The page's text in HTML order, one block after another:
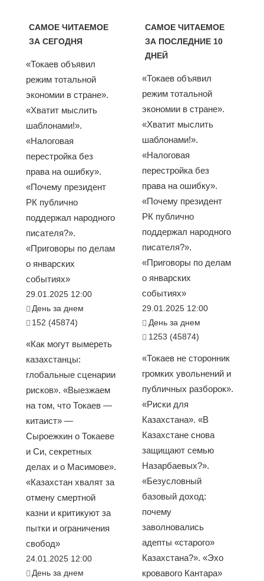
САМОЕ ЧИТАЕМОЕ
ЗА СЕГОДНЯ
«Токаев объявил
режим тотальной
экономии в стране».
«Хватит мыслить
шаблонами!».
«Налоговая
перестройка без
права на ошибку».
«Почему президент
РК публично
поддержал народного
писателя?».
«Приговоры по делам
о январских
событиях»
29.01.2025 12:00
День за днем
152 (45874)
«Как могут вымереть
казахстанцы:
глобальные сценарии
рисков». «Выезжаем
на том, что Токаев —
китаист» —
Сыроежкин о Токаеве
и Си, секретных
делах и о Масимове».
«Казахстан хвалят за
отмену смертной
казни и критикуют за
пытки и ограничения
свобод»
24.01.2025 12:00
День за днем
САМОЕ ЧИТАЕМОЕ
ЗА ПОСЛЕДНИЕ 10
ДНЕЙ
«Токаев объявил
режим тотальной
экономии в стране».
«Хватит мыслить
шаблонами!».
«Налоговая
перестройка без
права на ошибку».
«Почему президент
РК публично
поддержал народного
писателя?».
«Приговоры по делам
о январских
событиях»
29.01.2025 12:00
День за днем
1253 (45874)
«Токаев не сторонник
громких увольнений и
публичных разборок».
«Риски для
Казахстана». «В
Казахстане снова
защищают семью
Назарбаевых?».
«Безусловный
базовый доход:
почему
заволновались
адепты «старого»
Казахстана?». «Эхо
кровавого Кантара»